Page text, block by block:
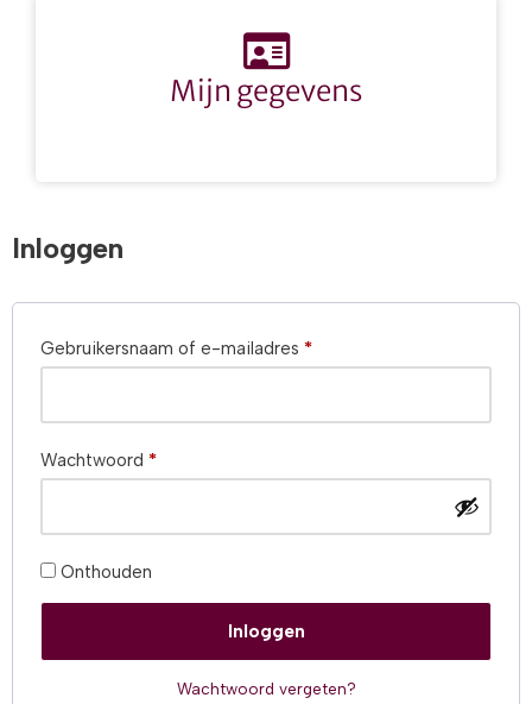
Mijn gegevens
Inloggen
Gebruikersnaam of e-mailadres *
Wachtwoord *
Onthouden
Inloggen
Wachtwoord vergeten?